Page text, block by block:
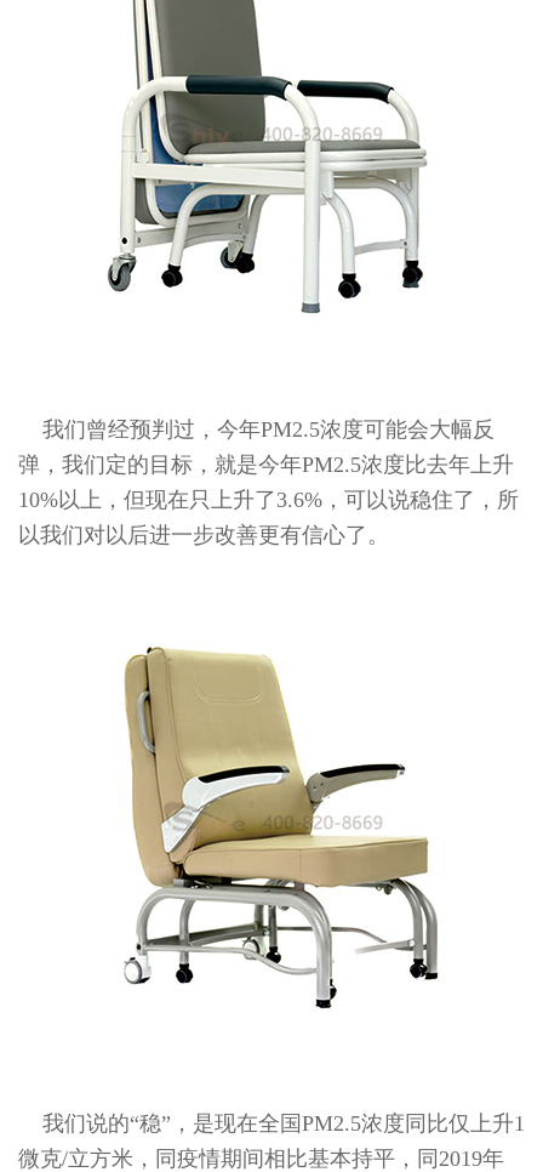
我们曾经预判过，今年PM2.5浓度可能会大幅反
弹，我们定的目标，就是今年PM2.5浓度比去年上升
10%以上，但现在只上升了3.6%，可以说稳住了，所
以我们对以后进一步改善更有信心了。
我们说的“稳”，是现在全国PM2.5浓度同比仅上升1
微克/立方米，同疫情期间相比基本持平，同2019年